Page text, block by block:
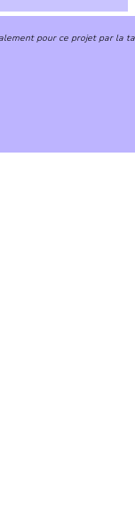
pour ce projet par la